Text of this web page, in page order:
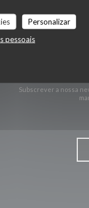
Personalizar
pessoais
Subscrever a nossa